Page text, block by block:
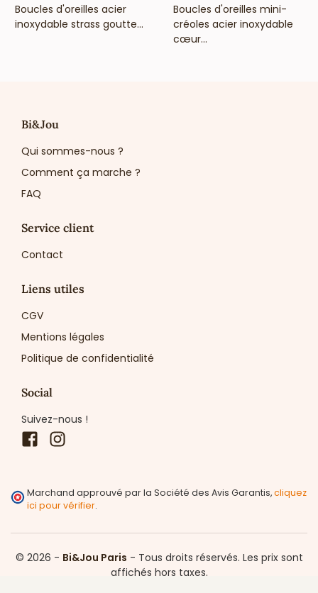
VOIR LE PRIX
Boucles d'oreilles acier
inoxydable strass goutte...
VOIR LE PRIX
Boucles d'oreilles mini-
créoles acier inoxydable
cœur...
Bi&Jou
Qui sommes-nous ?
Comment ça marche ?
FAQ
Service client
Contact
Liens utiles
CGV
Mentions légales
Politique de confidentialité
Social
Suivez-nous !
Facebook
Marchand approuvé par la Société des Avis Garantis,cliquez
ici pour vérifier.
© 2026 - Bi&Jou Paris - Tous droits réservés. Les prix sont
affichés hors taxes.